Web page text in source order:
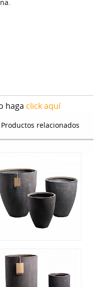
haga click aquí
Productos relacionados